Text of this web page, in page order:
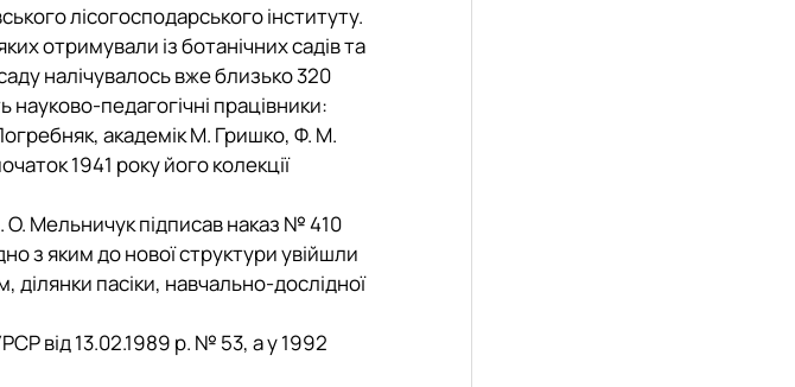
лісогосподарського інституту.
отримували із ботанічних садів та
налічувалось вже близько 320
педагогічні працівники:
академік М. Гришко, Ф. М.
1941 року його колекції
О. Мельничук підписав наказ № 410
з яким до нової структури увійшли
ділянки пасіки, навчально-дослідної
від 13.02.1989 р. № 53, а у 1992